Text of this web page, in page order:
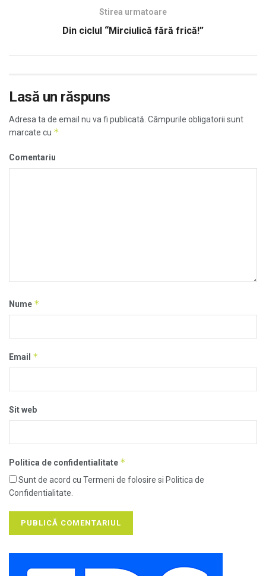
Stirea urmatoare
Din ciclul “Mirciulică fără frică!”
Lasă un răspuns
Adresa ta de email nu va fi publicată. Câmpurile obligatorii sunt
marcate cu *
Comentariu
Nume *
Email *
Sit web
Politica de confidentialitate *
Sunt de acord cu Termeni de folosire si Politica de
Confidentialitate.